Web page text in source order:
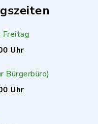
Freitag
Uhr
Bürgerbüro)
Uhr